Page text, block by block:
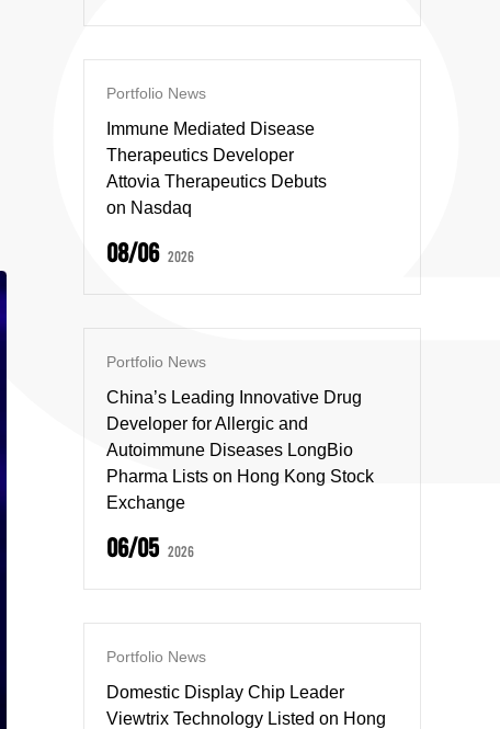
Portfolio News
Immune Mediated Disease
Therapeutics Developer
Attovia Therapeutics Debuts
on Nasdaq
08/06 2026
Portfolio News
China’s Leading Innovative Drug
Developer for Allergic and
Autoimmune Diseases LongBio
Pharma Lists on Hong Kong Stock
Exchange
06/05 2026
Portfolio News
Domestic Display Chip Leader
Viewtrix Technology Listed on Hong